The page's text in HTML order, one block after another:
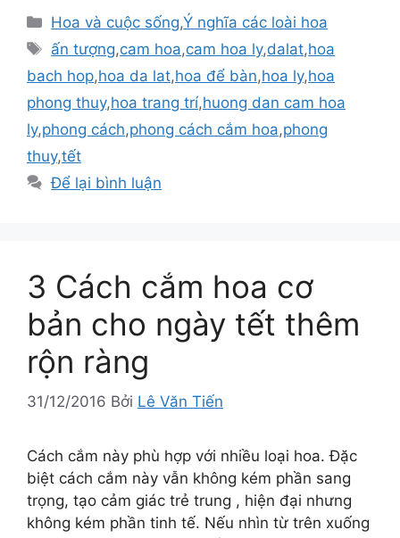
Danh
mục
Hoa và cuộc sống,Ý nghĩa các loài hoa
Thẻ
ấn tượng,cam hoa,cam hoa ly,dalat,hoa
bach hop,hoa da lat,hoa để bàn,hoa ly,hoa
phong thuy,hoa trang trí,huong dan cam hoa
ly,phong cách,phong cách cắm hoa,phong
thuy,tết
Để lại bình luận
3 Cách cắm hoa cơ
bản cho ngày tết thêm
rộn ràng
31/12/2016 Bởi Lê Văn Tiến
Cách cắm này phù hợp với nhiều loại hoa. Đặc
biệt cách cắm này vẫn không kém phần sang
trọng, tạo cảm giác trẻ trung , hiện đại nhưng
không kém phần tinh tế. Nếu nhìn từ trên xuống